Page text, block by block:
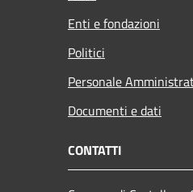
Enti e fondazioni
Politici
Personale
Documenti e dati
CONTATTI